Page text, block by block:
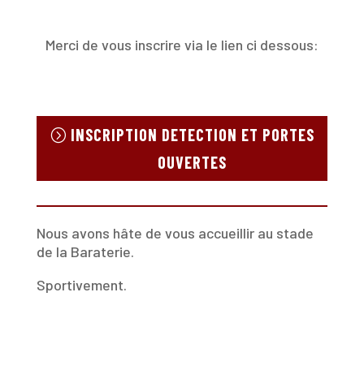
Merci de vous inscrire via le lien ci dessous:
INSCRIPTION DETECTION ET PORTES
OUVERTES
Nous avons hâte de vous accueillir au stade
de la Baraterie.
Sportivement.